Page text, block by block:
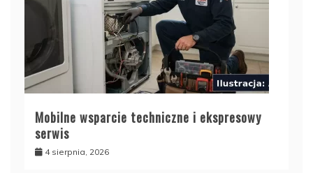
Mobilne wsparcie techniczne i ekspresowy
serwis
4 sierpnia, 2026